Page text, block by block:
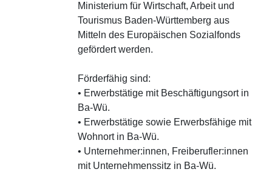
Ministerium für Wirtschaft, Arbeit und
Tourismus Baden-Württemberg aus
Mitteln des Europäischen Sozialfonds
gefördert werden.
Förderfähig sind:
• Erwerbstätige mit Beschäftigungsort in
Ba-Wü.
• Erwerbstätige sowie Erwerbsfähige mit
Wohnort in Ba-Wü.
• Unternehmer:innen, Freiberufler:innen
mit Unternehmenssitz in Ba-Wü.